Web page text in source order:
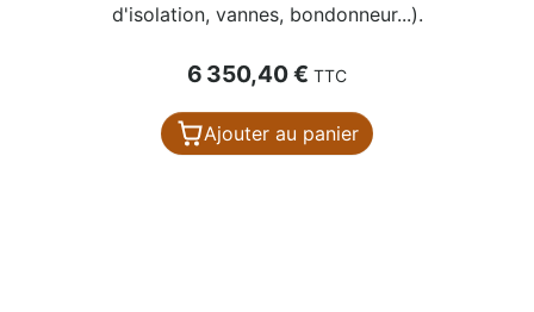
d'isolation, vannes, bondonneur...).
Prix
6 350,40 € TTC
Ajouter au panier